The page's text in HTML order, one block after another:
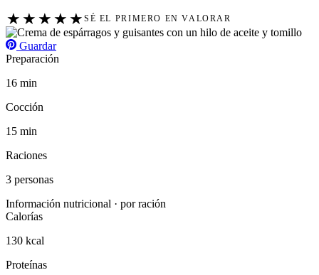
★ ★ ★ ★ ★ SÉ EL PRIMERO EN VALORAR
Guardar
Preparación
16 min
Cocción
15 min
Raciones
3 personas
Información nutricional · por ración
Calorías
130 kcal
Proteínas